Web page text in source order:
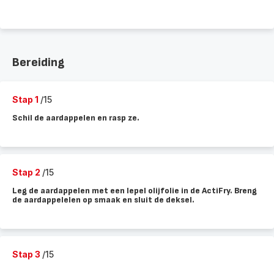
Bereiding
Stap 1 /15
Schil de aardappelen en rasp ze.
Stap 2 /15
Leg de aardappelen met een lepel olijfolie in de ActiFry. Breng
de aardappelelen op smaak en sluit de deksel.
Stap 3 /15